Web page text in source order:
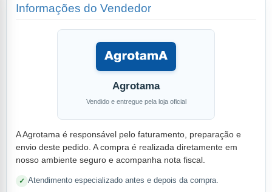
Informações do Vendedor
Agrotama
Vendido e entregue pela loja oficial
A Agrotama é responsável pelo faturamento, preparação e
envio deste pedido. A compra é realizada diretamente em
nosso ambiente seguro e acompanha nota fiscal.
Atendimento especializado antes e depois da compra.